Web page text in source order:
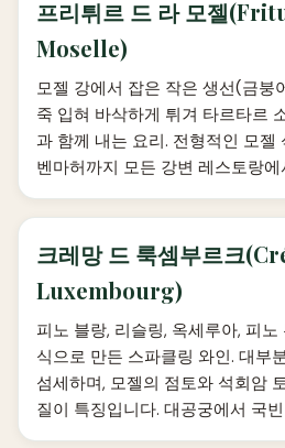
프리튀르 드 라 모젤
Moselle)
모젤 강에서 잡은 작은 생선(금붕
죽 입혀 바삭하게 튀겨 타르타르
과 함께 내는 요리. 전형적인 모젤
벤마허까지 모든 강변 레스토랑에
크레망 드 룩셈부르크
Luxembourg)
피노 블랑, 리슬링, 옥세루아, 피노
식으로 만든 스파클링 와인. 대부
섬세하며, 모젤의 점토와 석회암
질이 특징입니다. 대공궁에서 국빈